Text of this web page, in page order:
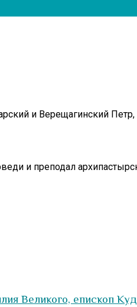
и Верещагинский
и преподал
Великого, епископ